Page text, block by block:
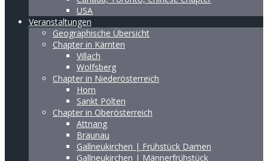
USA
Veranstaltungen
Geographische Übersicht
Chapter in Kärnten
Villach
Wolfsberg
Chapter in Niederösterreich
Horn
Sankt Pölten
Chapter in Oberösterreich
Attnang
Braunau
Gallneukirchen | Frühstück Damen
Gallneukirchen | Männerfrühstück